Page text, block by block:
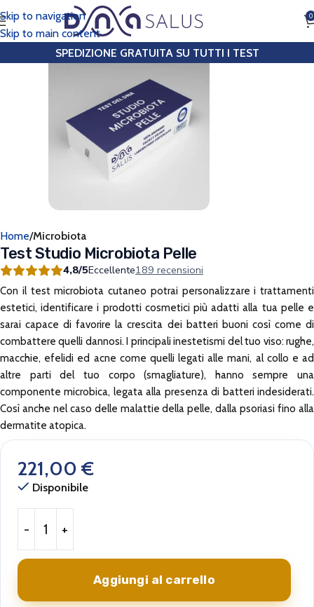
Skip to navigation
Skip to main content
0
SPEDIZIONE GRATUITA SU TUTTI I TEST
Home Microbiota
Test Studio Microbiota Pelle
4,8/5Eccellente189 recensioni
Con il test microbiota cutaneo potrai personalizzare i trattamenti
estetici, identificare i prodotti cosmetici più adatti alla tua pelle e
sarai capace di favorire la crescita dei batteri buoni così come di
combattere quelli dannosi. I principali inestetismi del tuo viso: rughe,
macchie, efelidi ed acne come quelli legati alle mani, al collo e ad
altre parti del tuo corpo (smagliature), hanno sempre una
componente microbica, legata alla presenza di batteri indesiderati.
Così anche nel caso delle malattie della pelle, dalla psoriasi fino alla
dermatite atopica.
221,00 €
Disponibile
Aggiungi al carrello